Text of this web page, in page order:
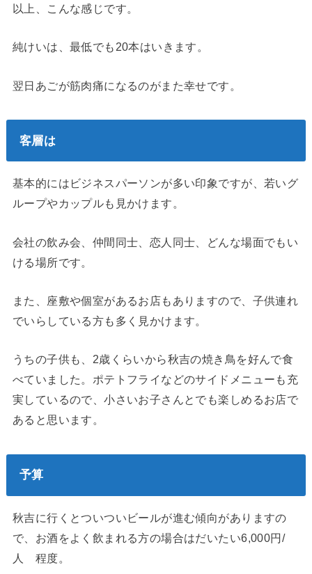
以上、こんな感じです。
純けいは、最低でも20本はいきます。
翌日あごが筋肉痛になるのがまた幸せです。
客層は
基本的にはビジネスパーソンが多い印象ですが、若いグ
ループやカップルも見かけます。
会社の飲み会、仲間同士、恋人同士、どんな場面でもい
ける場所です。
また、座敷や個室があるお店もありますので、子供連れ
でいらしている方も多く見かけます。
うちの子供も、2歳くらいから秋吉の焼き鳥を好んで食
べていました。ポテトフライなどのサイドメニューも充
実しているので、小さいお子さんとでも楽しめるお店で
あると思います。
予算
秋吉に行くとついついビールが進む傾向がありますの
で、お酒をよく飲まれる方の場合はだいたい6,000円/
人 程度。